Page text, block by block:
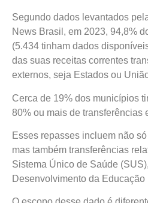
Segundo dados levantados
News Brasil, em 2023, 94,8%
(5.434 tinham dados
das suas receitas correntes
externos, seja Estados ou
Cerca de 19% dos municípios
80% ou mais de transferências
Esses repasses incluem não
mas também transferências
Sistema Único de Saúde
Desenvolvimento da Educação